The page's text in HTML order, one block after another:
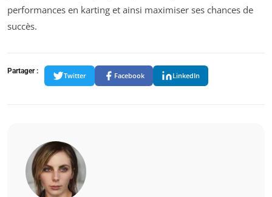
performances en karting et ainsi maximiser ses chances de
succès.
Partager :
Twitter Facebook LinkedIn